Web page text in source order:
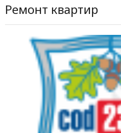
Городские
Ремонт квартир